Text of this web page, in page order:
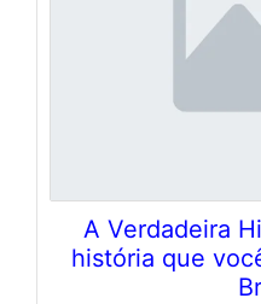
A Verdadeira
história que